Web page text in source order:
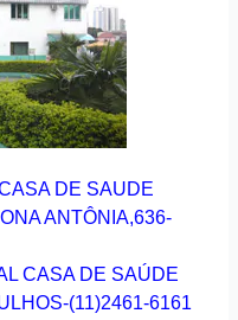
DE SAUDE
ANTÔNIA,636-
CASA DE SAÚDE
(11)2461-6161